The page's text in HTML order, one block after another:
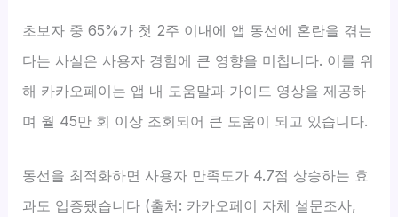
초보자 중 65%가 첫 2주 이내에 앱 동선에 혼란을 겪는
다는 사실은 사용자 경험에 큰 영향을 미칩니다. 이를 위
해 카카오페이는 앱 내 도움말과 가이드 영상을 제공하
며 월 45만 회 이상 조회되어 큰 도움이 되고 있습니다.
동선을 최적화하면 사용자 만족도가 4.7점 상승하는 효
과도 입증됐습니다 (출처: 카카오페이 자체 설문조사,